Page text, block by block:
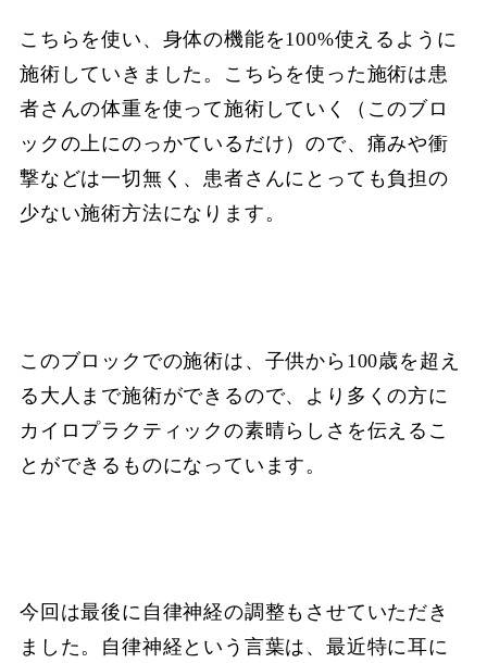
こちらを使い、身体の機能を100%使えるように
施術していきました。こちらを使った施術は患
者さんの体重を使って施術していく（このブロ
ックの上にのっかているだけ）ので、痛みや衝
撃などは一切無く、患者さんにとっても負担の
少ない施術方法になります。
このブロックでの施術は、子供から100歳を超え
る大人まで施術ができるので、より多くの方に
カイロプラクティックの素晴らしさを伝えるこ
とができるものになっています。
今回は最後に自律神経の調整もさせていただき
ました。自律神経という言葉は、最近特に耳に